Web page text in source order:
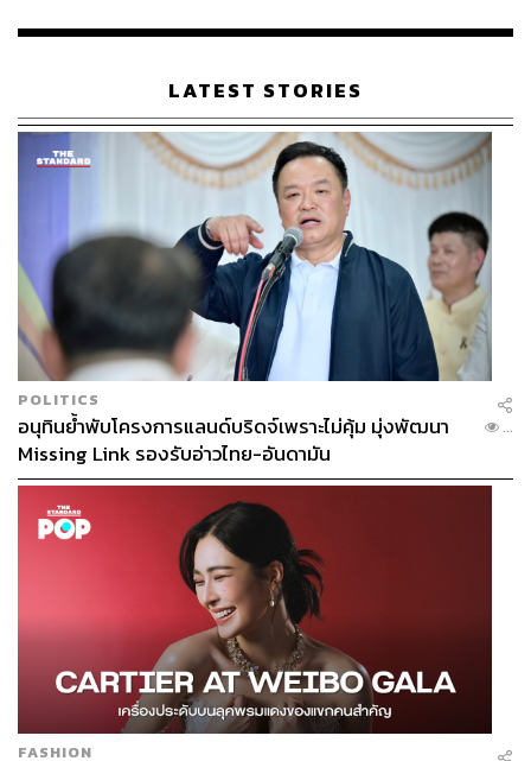
สิ่งที่ต้องคิดคือทุกครั้งเราสามารถพัฒนาได้ ถ้าเราเฝ้าพัฒนา
เรารู้ว่าคุณเคยต่อยมวยไทยมาก่อน และมีแฟนๆ ชาว
ไทยหลายคนที่รักคุณ มีข้อความอะไรอยากฝากถึงพวก
เขาไหม?
ฉันอยากจะขอบคุณทุกคนมากๆ เลยค่ะ ขอบคุณค่า (ตามด้วย
คลิปวาเลนติน่าพูดไทย)
เรือนไทยที่ถูกซุกไว้
LATEST STORIES
POLITICS
อนุทินย้ำพับโครงการแลนด์บริดจ์เพราะไม่คุ้ม มุ่งพัฒนา
Missing Link รองรับอ่าวไทย-อันดามัน
...
FASHION